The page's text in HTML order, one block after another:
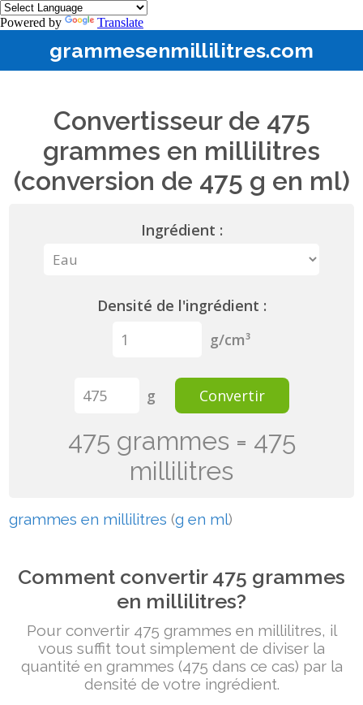
Powered by Translate
grammesenmillilitres.com
Convertisseur de 475
grammes en millilitres
(conversion de 475 g en ml)
Ingrédient :
Densité de l'ingrédient :
g/cm³
g Convertir
475 grammes = 475
millilitres
grammes en millilitres (g en ml)
Comment convertir 475 grammes
en millilitres?
Pour convertir 475 grammes en millilitres, il
vous suffit tout simplement de diviser la
quantité en grammes (475 dans ce cas) par la
densité de votre ingrédient.